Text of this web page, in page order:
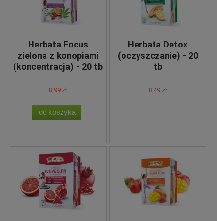
Herbata Focus
zielona z konopiami
(koncentracja) - 20 tb
8,99 zł
do koszyka
Herbata Detox
(oczyszczanie) - 20
tb
8,49 zł